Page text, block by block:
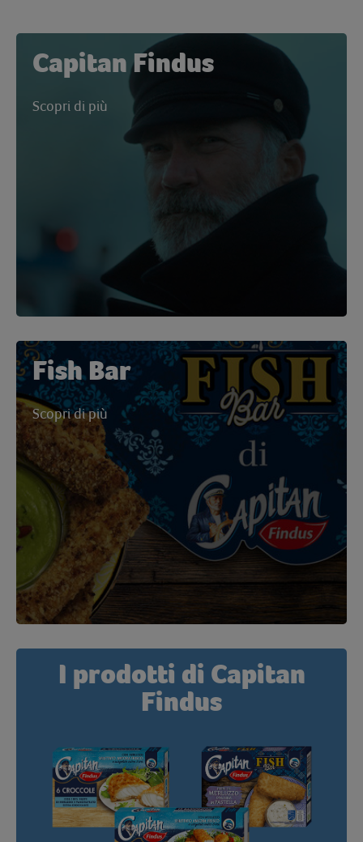
Capitan Findus
Scopri di più
Fish Bar
Scopri di più
I prodotti di Capitan
Findus